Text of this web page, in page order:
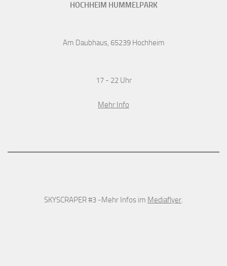
HOCHHEIM HUMMELPARK
Am Daubhaus, 65239 Hochheim
17 - 22 Uhr
Mehr Info
SKYSCRAPER #3 -Mehr Infos im Mediaflyer.